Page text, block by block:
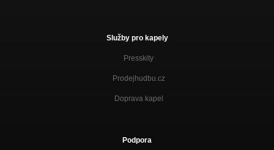
Služby pro kapely
Presskity
Prodejhudbu.cz
Doprava kapel
Podpora